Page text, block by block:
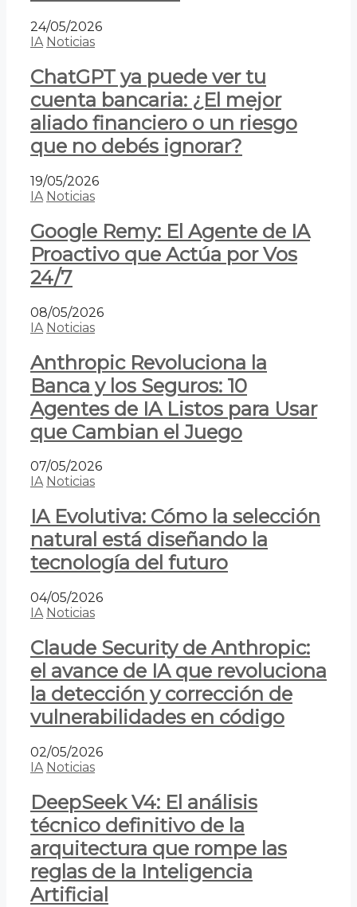
24/05/2026
IA Noticias
ChatGPT ya puede ver tu
cuenta bancaria: ¿El mejor
aliado financiero o un riesgo
que no debés ignorar?
19/05/2026
IA Noticias
Google Remy: El Agente de IA
Proactivo que Actúa por Vos
24/7
08/05/2026
IA Noticias
Anthropic Revoluciona la
Banca y los Seguros: 10
Agentes de IA Listos para Usar
que Cambian el Juego
07/05/2026
IA Noticias
IA Evolutiva: Cómo la selección
natural está diseñando la
tecnología del futuro
04/05/2026
IA Noticias
Claude Security de Anthropic:
el avance de IA que revoluciona
la detección y corrección de
vulnerabilidades en código
02/05/2026
IA Noticias
DeepSeek V4: El análisis
técnico definitivo de la
arquitectura que rompe las
reglas de la Inteligencia
Artificial